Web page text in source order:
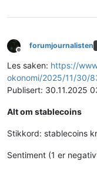
Frakoblet
forumjournalisten
Les saken: https://
okonomi/2025/11/30/
Publisert: 30.11.2025
Alt om stablecoins
Stikkord: stablecoins
Sentiment (1 er